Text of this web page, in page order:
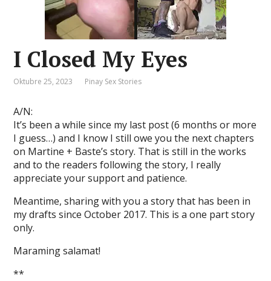
I Closed My Eyes
Oktubre 25, 2023 Pinay Sex Stories
A/N:
It’s been a while since my last post (6 months or more
I guess…) and I know I still owe you the next chapters
on Martine + Baste’s story. That is still in the works
and to the readers following the story, I really
appreciate your support and patience.
Meantime, sharing with you a story that has been in
my drafts since October 2017. This is a one part story
only.
Maraming salamat!
**